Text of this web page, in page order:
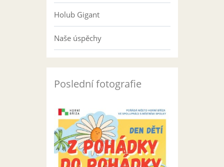
Holub Gigant
Naše úspěchy
Poslední fotografie